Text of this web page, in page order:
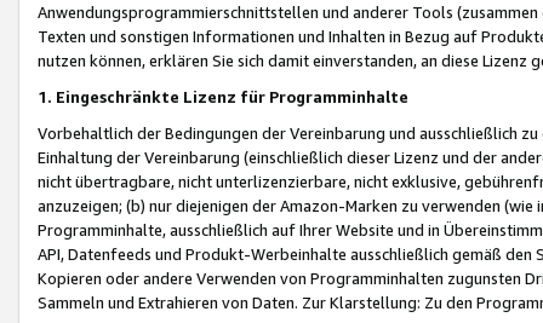
Anwendungsprogrammierschnittstellen und anderer Tools (zusammen
Texten und sonstigen Informationen und Inhalten in Bezug auf
nutzen können, erklären Sie sich damit einverstanden, an diese Lizenz
1. Eingeschränkte Lizenz für Programminhalte
Vorbehaltlich der Bedingungen der Vereinbarung und ausschließlich
Einhaltung der Vereinbarung (einschließlich dieser Lizenz und der
nicht übertragbare, nicht unterlizenzierbare, nicht exklusive,
anzuzeigen; (b) nur diejenigen der Amazon-Marken zu verwenden
Programminhalte, ausschließlich auf Ihrer Website und in
API, Datenfeeds und Produkt-Werbeinhalte ausschließlich gemäß
Kopieren oder andere Verwenden von Programminhalten zugunsten
Sammeln und Extrahieren von Daten. Zur Klarstellung: Zu den